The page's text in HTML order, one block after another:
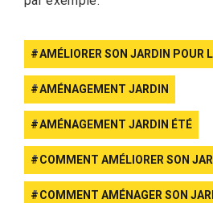
AMÉLIORER SON JARDIN POUR
AMÉNAGEMENT JARDIN
AMÉNAGEMENT JARDIN ÉTÉ
COMMENT AMÉLIORER SON
COMMENT AMÉNAGER SON